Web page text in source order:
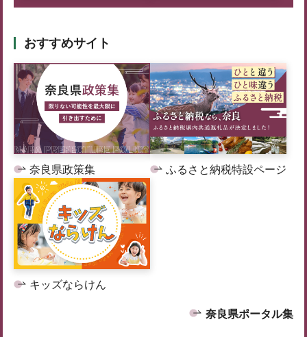
おすすめサイト
奈良県政策集 ふるさと納税特設ページ
キッズならけん
奈良県ポータル集